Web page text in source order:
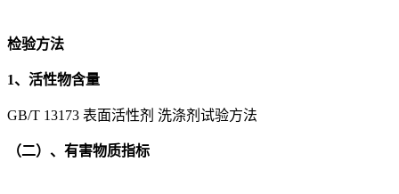
检验方法
1、活性物含量
GB/T 13173 表面活性剂 洗涤剂试验方法
（二）、有害物质指标